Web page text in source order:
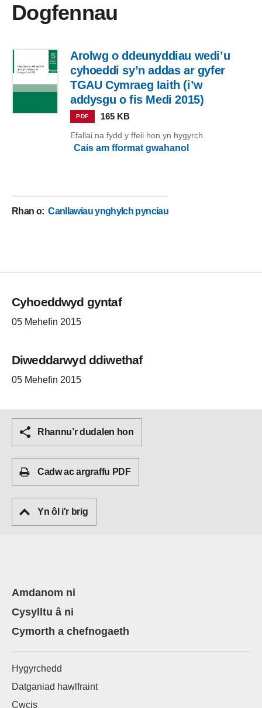
Dogfennau
Arolwg o ddeunyddiau wedi’u
cyhoeddi sy’n addas ar gyfer
TGAU Cymraeg Iaith (i’w
addysgu o fis Medi 2015)
PDF 165 KB
Efallai na fydd y ffeil hon yn hygyrch.
Cais am fformat gwahanol
Rhan o:Canllawiau ynghylch pynciau
Cyhoeddwyd gyntaf
05 Mehefin 2015
Diweddarwyd ddiwethaf
05 Mehefin 2015
Rhannu’r dudalen hon
Cadw ac argraffu PDF
Yn ôl i'r brig
Amdanom ni
Cysylltu â ni
Cymorth a chefnogaeth
Hygyrchedd
Datganiad hawlfraint
Cwcis